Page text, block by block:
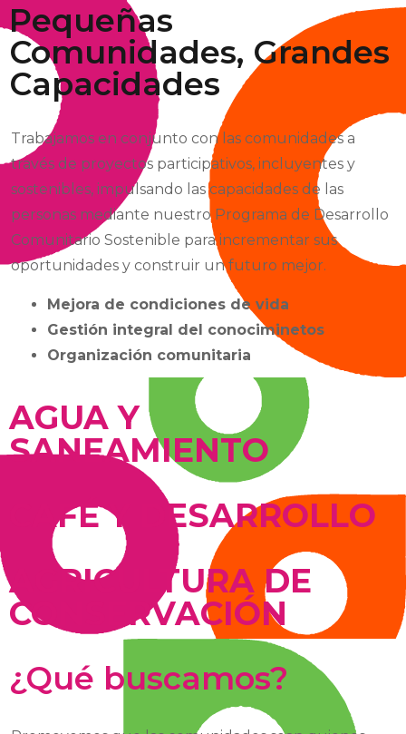
Pequeñas
Comunidades, Grandes
Capacidades
Trabajamos en conjunto con las comunidades a
través de proyectos participativos, incluyentes y
sostenibles, impulsando las capacidades de las
personas mediante nuestro Programa de Desarrollo
Comunitario Sostenible para incrementar sus
oportunidades y construir un futuro mejor.
Mejora de condiciones de vida
Gestión integral del conociminetos
Organización comunitaria
AGUA Y
SANEAMIENTO
CAFÉ Y DESARROLLO
AGRICULTURA DE
CONSERVACIÓN
¿Qué buscamos?